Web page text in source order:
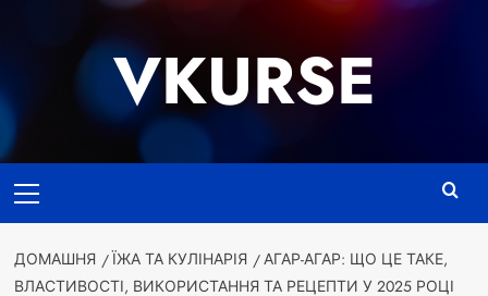
VKURSE
меню
ДОМАШНЯ ЇЖА ТА КУЛІНАРІЯ
АГАР-АГАР: ЩО ЦЕ ТАКЕ,
ВЛАСТИВОСТІ, ВИКОРИСТАННЯ ТА РЕЦЕПТИ У 2025 РОЦІ